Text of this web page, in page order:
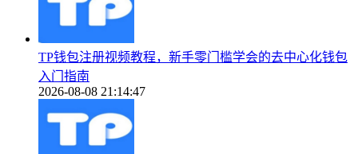
TP钱包注册视频教程，新手零门槛学会的去中心化钱包
入门指南
2026-08-08 21:14:47